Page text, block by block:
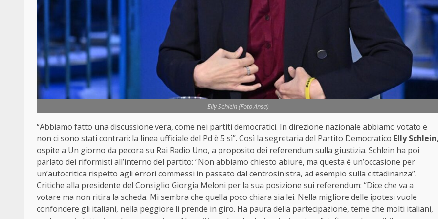
Elly Schlein (Foto Ansa)
“Abbiamo fatto una discussione vera, come nei partiti democratici. In direzione nazionale abbiamo votato e
non ci sono stati contrari: la linea ufficiale del Pd è 5 sì”. Così la segretaria del Partito Democratico Elly Schlein,
ospite a Un giorno da pecora su Rai Radio Uno, a proposito dei referendum sulla giustizia. Schlein ha poi
parlato dei riformisti all’interno del partito: “Non abbiamo chiesto abiure, ma questa è un’occasione per
un’autocritica rispetto agli errori commessi in passato dal centrosinistra, ad esempio sulla cittadinanza”.
Critiche alla presidente del Consiglio Giorgia Meloni per la sua posizione sui referendum: “Dice che va a
votare ma non ritira la scheda. Mi sembra che quella poco chiara sia lei. Nella migliore delle ipotesi vuole
confondere gli italiani, nella peggiore li prende in giro. Ha paura della partecipazione, teme che molti italiani,